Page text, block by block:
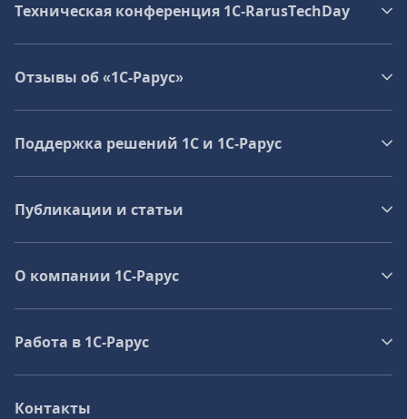
Техническая конференция 1C‑RarusTechDay
Отзывы об «1С-Рарус»
Поддержка решений 1С и 1С‑Рарус
Публикации и статьи
О компании 1C-Рарус
Работа в 1С‑Рарус
Контакты